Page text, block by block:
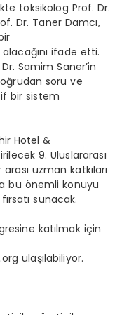
toksikolog Prof. Dr.
Dr. Taner Damcı,
ifade etti.
Dr. Samim Saner’in
soru ve
birsistem
Hotel &
9. Uluslararası
uzman katkıları
bu önemli konuyu
sunacak.
katılmak için
ulaşılabiliyor.